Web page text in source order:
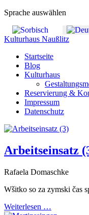
Sprache auswählen
Kulturhaus Naußlitz
Startseite
Blog
Kulturhaus
Reservierung &
Impressum
Datenschutz
Arbeitseinsatz
Rafaela Domaschke
Wšitko so za zymski čas
Weiterlesen …